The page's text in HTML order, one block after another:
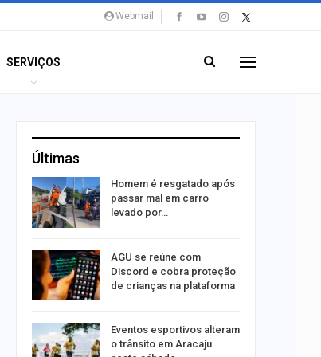
Webmail
SERVIÇOS
Últimas
Homem é resgatado após
passar mal em carro
levado por…
AGU se reúne com
Discord e cobra proteção
de crianças na plataforma
Eventos esportivos alteram
o trânsito em Aracaju